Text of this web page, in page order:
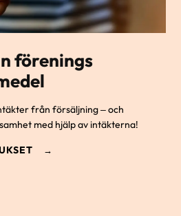
förenings
från försäljning – och
med hjälp av intäkterna!